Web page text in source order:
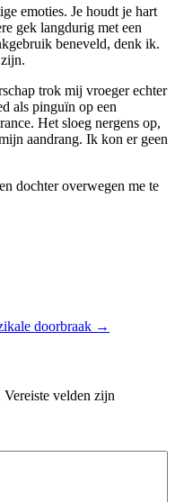
emoties. Je houdt je hart
gek langdurig met een
beneveld, denk ik.
trok mij vroeger echter
als pinguïn op een
Het sloeg nergens op,
aandrang. Ik kon er geen
dochter overwegen me te
doorbraak →
Vereiste velden zijn